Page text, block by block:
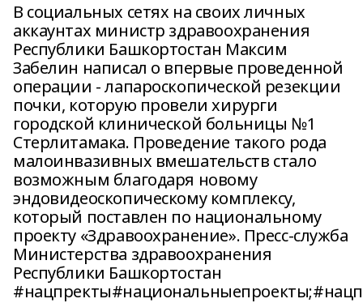
В социальных сетях на своих личных
аккаунтах министр здравоохранения
Республики Башкортостан Максим
Забелин написал о впервые проведенной
операции - лапароскопической резекции
почки, которую провели хирурги
городской клинической больницы №1
Стерлитамака. Проведение такого рода
малоинвазивных вмешательств стало
возможным благодаря новому
эндовидеоскопическому комплексу,
который поставлен по национальному
проекту «Здравоохранение». Пресс-служба
Министерства здравоохранения
Республики Башкортостан